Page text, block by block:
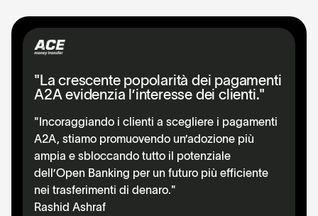
"La crescente popolarità dei pagamenti
A2A evidenzia l’interesse dei clienti."
"Incoraggiando i clienti a scegliere i pagamenti
A2A, stiamo promuovendo un’adozione più
ampia e sbloccando tutto il potenziale
dell’Open Banking per un futuro più efficiente
nei trasferimenti di denaro."
Rashid Ashraf